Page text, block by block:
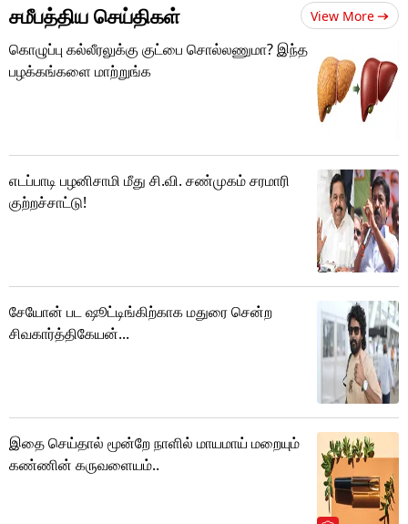
சமீபத்திய செய்திகள் View More
கொழுப்பு கல்லீரலுக்கு குட்பை சொல்லணுமா? இந்த
பழக்கங்களை மாற்றுங்க
எடப்பாடி பழனிசாமி மீது சி.வி. சண்முகம் சரமாரி
குற்றச்சாட்டு!
சேயோன் பட ஷூட்டிங்கிற்காக மதுரை சென்ற
சிவகார்த்திகேயன்...
இதை செய்தால் மூன்றே நாளில் மாயமாய் மறையும்
கண்ணின் கருவளையம்..